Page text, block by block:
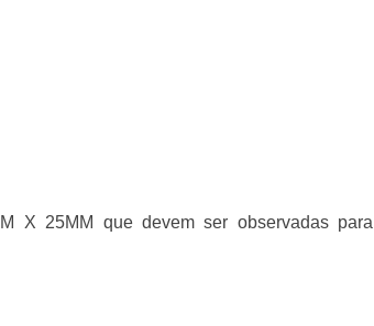
X 25MM que devem ser observadas para